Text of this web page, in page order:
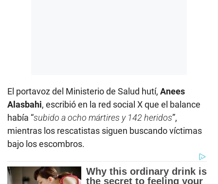
El portavoz del Ministerio de Salud hutí, Anees
Alasbahi, escribió en la red social X que el balance
había “subido a ocho mártires y 142 heridos”,
mientras los rescatistas siguen buscando víctimas
bajo los escombros.